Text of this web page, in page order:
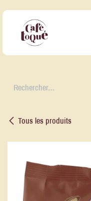
Tous les produits